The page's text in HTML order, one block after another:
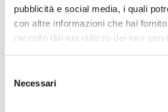
pubblicità e social media, i quali
con altre informazioni che hai
raccolto dal tuo utilizzo dei loro
delNecessari